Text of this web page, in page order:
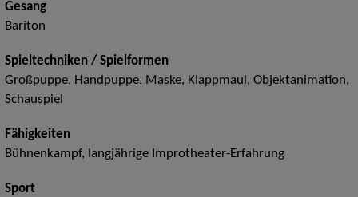
Gesang
Bariton
Spieltechniken / Spielformen
Großpuppe, Handpuppe, Maske, Klappmaul, Objektanimation,
Schauspiel
Fähigkeiten
Bühnenkampf, langjährige Improtheater-Erfahrung
Sport